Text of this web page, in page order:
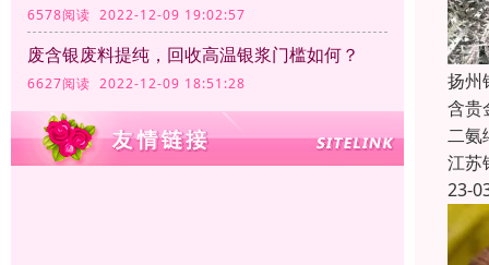
6578阅读 2022-12-09 19:02:57
废含银废料提纯，回收高温银浆门槛如何？
6627阅读 2022-12-09 18:51:28
扬州
含贵
二氨
江苏
23-